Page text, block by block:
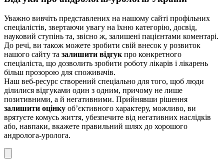
Уважно вивчіть представлених на нашому сайті профільних
спеціалістів, звертаючи увагу на їхню категорію, досвід,
науковий ступінь та, звісно ж, залишені пацієнтами коментарі.
До речі, ви також можете зробити свій внесок у розвиток
нашого сайту та залишити відгук про конкретного
спеціаліста, що дозволить зробити роботу лікарів і лікарень
більш прозорою для споживачів.
Наш веб-ресурс створений спеціально для того, щоб люди
ділилися відгуками один з одним, причому не лише
позитивними, а й негативними. Прийнявши рішення
залишити оцінку об’єктивного характеру, можливо, ви
врятуєте комусь життя, убезпечите від негативних наслідків
або, навпаки, вкажете правильний шлях до хорошого
андролога-уролога.